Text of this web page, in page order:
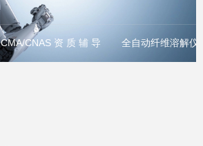
CMA/CNAS 资 质 辅 导 全自动纤维溶解仪